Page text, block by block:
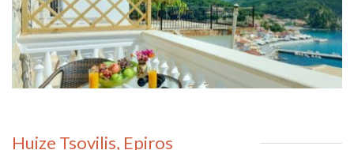
Huize Tsovilis, Epiros